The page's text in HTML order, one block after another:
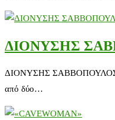
ΔΙΟΝΥΣΗΣ
ΔΙΟΝΥΣΗΣ ΣΑΒΒΟΠΟΥΛΟΣ -
από δύο…